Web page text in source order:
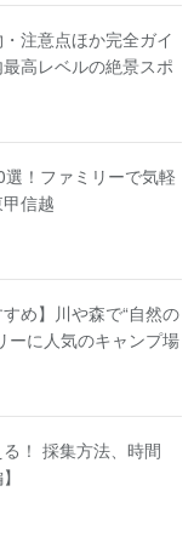
注意点ほか完全ガイ
高レベルの絶景スポ
！ファミリーで気軽
信越
め】川や森で“自然の
ーに人気のキャンプ場
！ 採集方法、時間